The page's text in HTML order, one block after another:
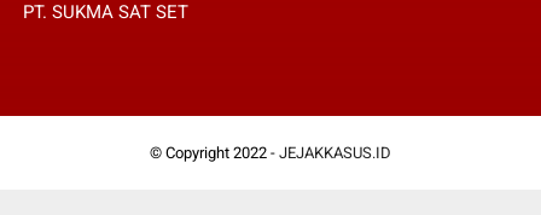
PT. SUKMA SAT SET
© Copyright 2022 - JEJAKKASUS.ID